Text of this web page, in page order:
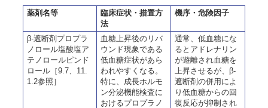
薬剤名等
臨床症状・措置方
法
機序・危険因子
β-遮断剤プロプラ
ノロール塩酸塩ア
テノロールピンド
ロール［9.7、11.
1.2参照］
血糖上昇後のリバ
ウンド現象である
低血糖症状があら
われやすくなる。
特に、成長ホルモ
ン分泌機能検査に
おけるプロプラノ
通常、低血糖にな
るとアドレナリン
が遊離され血糖を
上昇させるが、β-
遮断剤の併用によ
り低血糖からの回
復反応が抑制され